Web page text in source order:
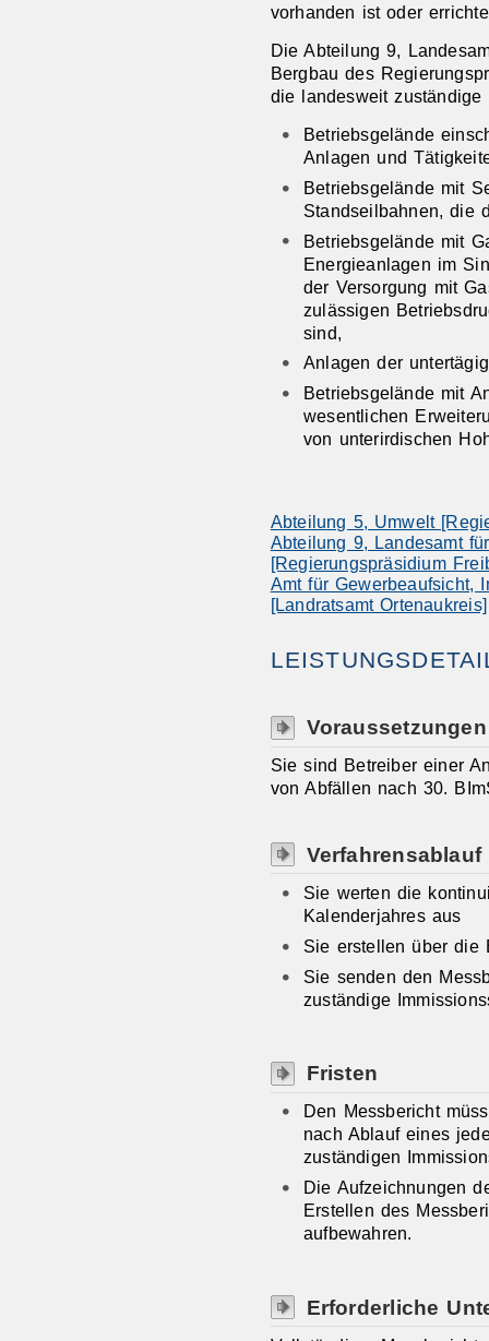
vorhanden ist oder
Die Abteilung 9,
Bergbau des
die landesweit zuständige
Betriebsgelände
Anlagen und
Betriebsgelände mit
Standseilbahnen, die
Betriebsgelände mit
Energieanlagen im
der Versorgung mit
zulässigen
sind,
Anlagen der
Betriebsgelände mit
wesentlichen
von unterirdischen
Abteilung 5, Umwelt
Abteilung 9, Landesamt
[Regierungspräsidium
Amt für Gewerbeaufsicht,
[Landratsamt Ortenaukreis]
Voraussetzungen
Sie sind Betreiber einer
von Abfällen nach 30.
Verfahrensablauf
Sie werten die
Kalenderjahres aus
Sie erstellen über die
Sie senden den
zuständige
Fristen
Den Messbericht
nach Ablauf eines
zuständigen
Die Aufzeichnungen
Erstellen des
aufbewahren.
Erforderliche